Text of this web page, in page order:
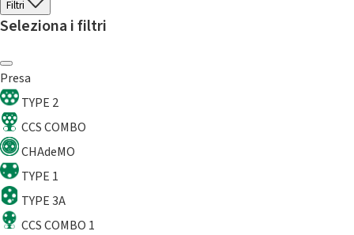
Filtri
Seleziona i filtri
Presa
TYPE 2
CCS COMBO
CHAdeMO
TYPE 1
TYPE 3A
CCS COMBO 1